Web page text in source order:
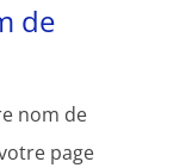
de
nom de
page